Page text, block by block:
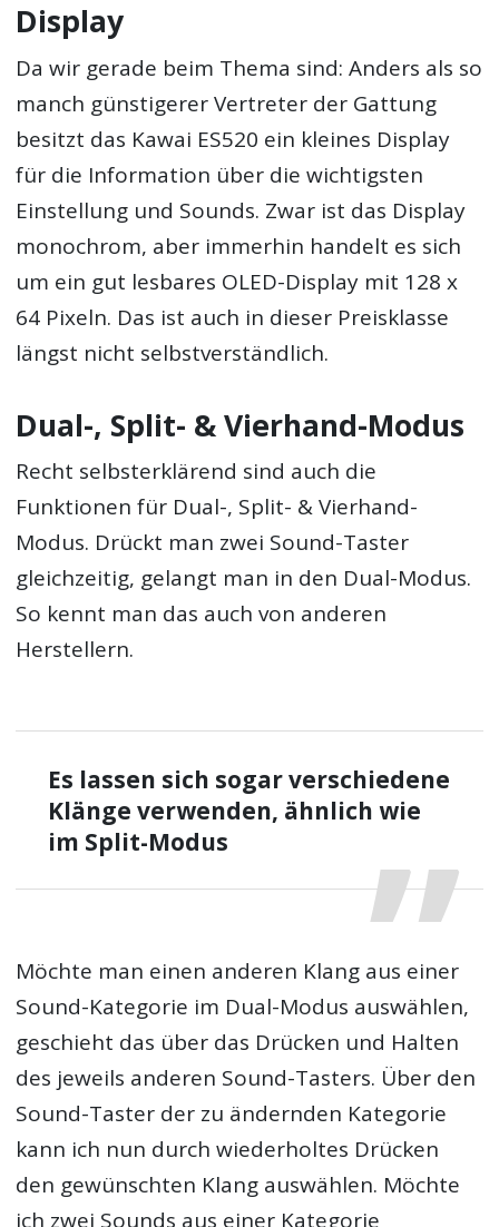
Display
Da wir gerade beim Thema sind: Anders als so
manch günstigerer Vertreter der Gattung
besitzt das Kawai ES520 ein kleines Display
für die Information über die wichtigsten
Einstellung und Sounds. Zwar ist das Display
monochrom, aber immerhin handelt es sich
um ein gut lesbares OLED-Display mit 128 x
64 Pixeln. Das ist auch in dieser Preisklasse
längst nicht selbstverständlich.
Dual-, Split- & Vierhand-Modus
Recht selbsterklärend sind auch die
Funktionen für Dual-, Split- & Vierhand-
Modus. Drückt man zwei Sound-Taster
gleichzeitig, gelangt man in den Dual-Modus.
So kennt man das auch von anderen
Herstellern.
Es lassen sich sogar verschiedene
Klänge verwenden, ähnlich wie
im Split-Modus
Möchte man einen anderen Klang aus einer
Sound-Kategorie im Dual-Modus auswählen,
geschieht das über das Drücken und Halten
des jeweils anderen Sound-Tasters. Über den
Sound-Taster der zu ändernden Kategorie
kann ich nun durch wiederholtes Drücken
den gewünschten Klang auswählen. Möchte
ich zwei Sounds aus einer Kategorie